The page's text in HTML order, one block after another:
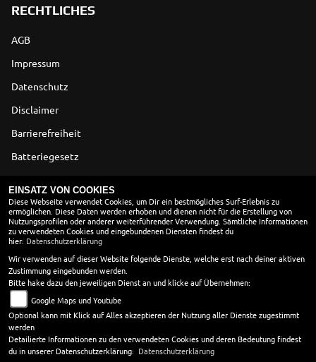
RECHTLICHES
AGB
Impressum
Datenschutz
Disclaimer
Barrierefreiheit
Batteriegesetz
ÖFFNUNGSZEITEN
Montag:
9:00 - 18:00
Dienstag:
9:00 - 18:00
Mittwoch:
9:00 - 18:00
Donnerstag:
9:00 - 18:00
Freitag:
9:00 - 18:00
Samstag:
9:00 - 12:00
Sonntag:
geschlossen
EINSATZ VON COOKIES
Diese Webseite verwendet Cookies, um Dir ein bestmögliches Surf-Erlebnis zu
ermöglichen. Diese Daten werden erhoben und dienen nicht für die Erstellung von
Nutzungsprofilen oder anderer weiterführender Verwendung. Sämtliche Informationen
zu verwendeten Cookies und eingebundenen Diensten findest du
hier: Datenschutzerklärung
Wir verwenden auf dieser Website folgende Dienste, welche erst nach deiner aktiven
Zustimmung eingebunden werden.
Bitte hake dazu den jeweiligen Dienst an und klicke auf Übernehmen:
Google Maps und Youtube
Optional kann mit Klick auf Alles akzeptieren der Nutzung aller Dienste zugestimmt
werden
Detailierte Informationen zu den verwendeten Cookies und deren Bedeutung findest
du in unserer Datenschutzerklärung: Datenschutzerklärung